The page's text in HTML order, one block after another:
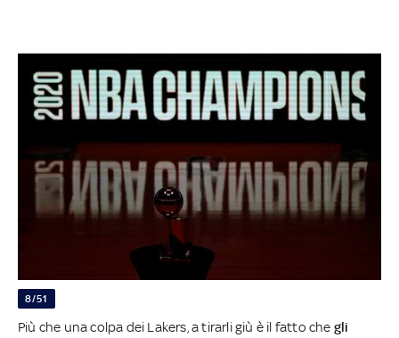
8/51
Più che una colpa dei Lakers, a tirarli giù è il fatto che gli